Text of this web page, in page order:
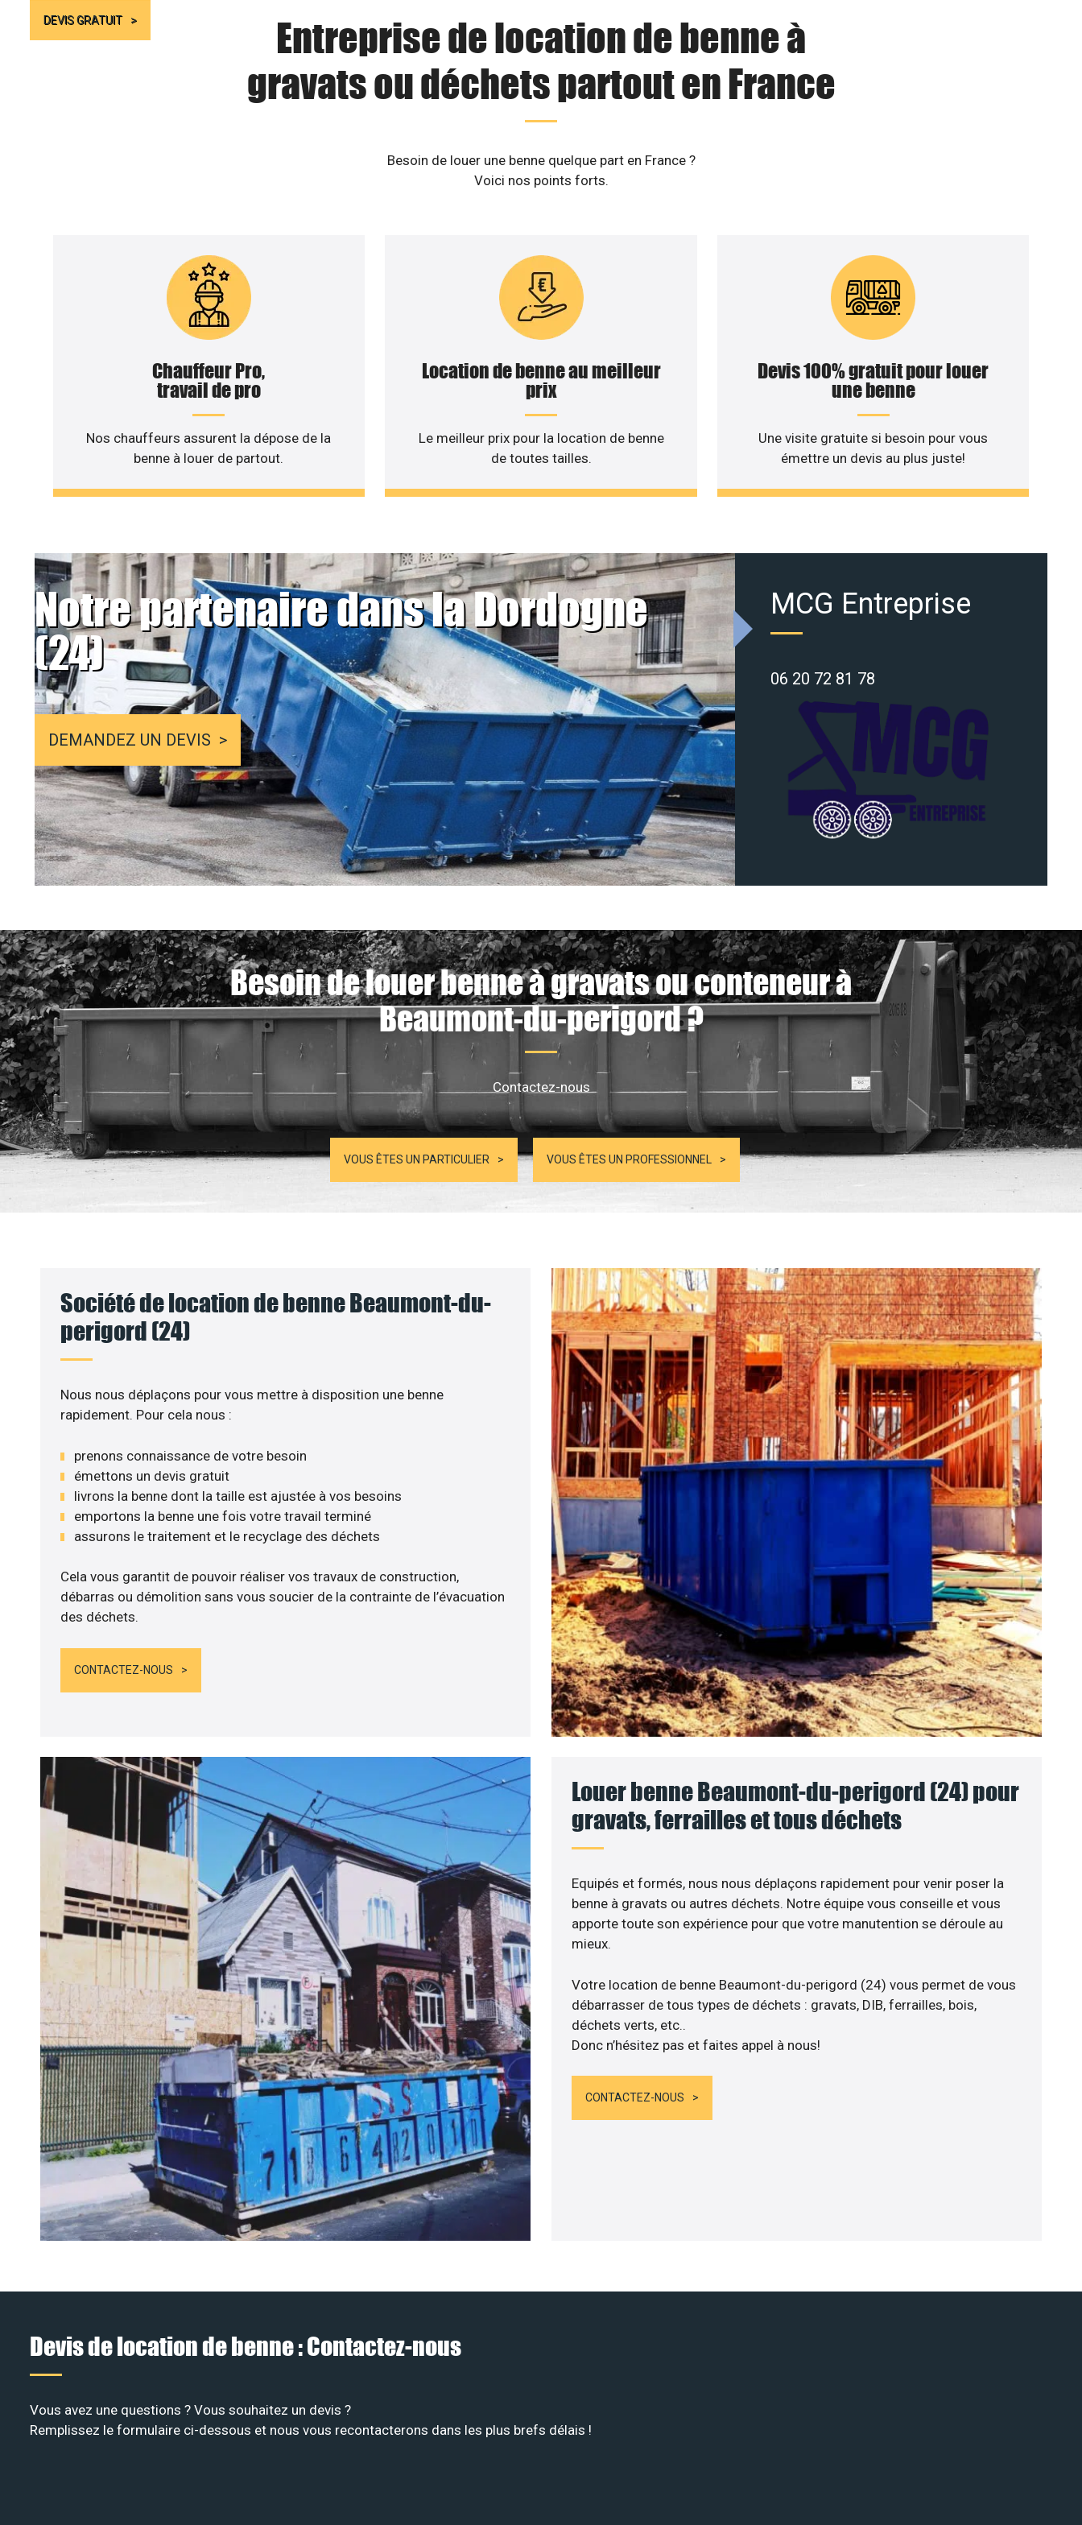
DEVIS GRATUIT
Entreprise de location de benne à
gravats ou déchets partout en France
Besoin de louer une benne quelque part en France ?
Voici nos points forts.
Chauffeur Pro,
travail de pro
Nos chauffeurs assurent la dépose de la
benne à louer de partout.
Location de benne au meilleur
prix
Le meilleur prix pour la location de benne
de toutes tailles.
Devis 100% gratuit pour louer
une benne
Une visite gratuite si besoin pour vous
émettre un devis au plus juste!
Notre partenaire dans la Dordogne
(24)
DEMANDEZ UN DEVIS
MCG Entreprise
06 20 72 81 78
Besoin de louer benne à gravats ou conteneur à
Beaumont-du-perigord ?
Contactez-nous
VOUS ÊTES UN PARTICULIER VOUS ÊTES UN PROFESSIONNEL
Société de location de benne Beaumont-du-
perigord (24)
Nous nous déplaçons pour vous mettre à disposition une benne
rapidement. Pour cela nous :
prenons connaissance de votre besoin
émettons un devis gratuit
livrons la benne dont la taille est ajustée à vos besoins
emportons la benne une fois votre travail terminé
assurons le traitement et le recyclage des déchets
Cela vous garantit de pouvoir réaliser vos travaux de construction,
débarras ou démolition sans vous soucier de la contrainte de l’évacuation
des déchets.
CONTACTEZ-NOUS
Louer benne Beaumont-du-perigord (24) pour
gravats, ferrailles et tous déchets
Equipés et formés, nous nous déplaçons rapidement pour venir poser la
benne à gravats ou autres déchets. Notre équipe vous conseille et vous
apporte toute son expérience pour que votre manutention se déroule au
mieux.
Votre location de benne Beaumont-du-perigord (24) vous permet de vous
débarrasser de tous types de déchets : gravats, DIB, ferrailles, bois,
déchets verts, etc..
Donc n’hésitez pas et faites appel à nous!
CONTACTEZ-NOUS
Devis de location de benne : Contactez-nous
Vous avez une questions ? Vous souhaitez un devis ?
Remplissez le formulaire ci-dessous et nous vous recontacterons dans les plus brefs délais !